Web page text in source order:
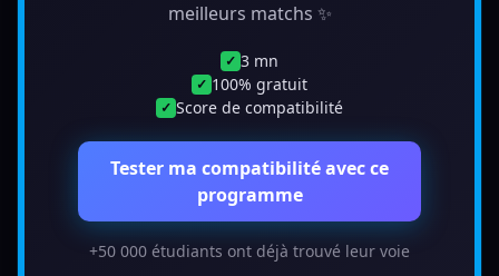
meilleurs matchs ✨
✓ 3 mn
✓ 100% gratuit
✓ Score de compatibilité
Tester ma compatibilité avec ce
programme
+50 000 étudiants ont déjà trouvé leur voie